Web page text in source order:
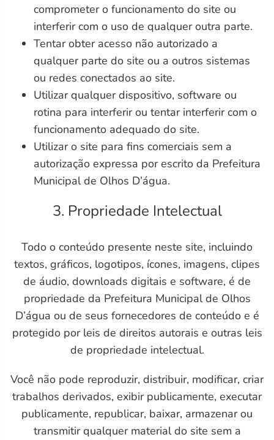
comprometer o funcionamento do site ou
interferir com o uso de qualquer outra parte.
Tentar obter acesso não autorizado a
qualquer parte do site ou a outros sistemas
ou redes conectados ao site.
Utilizar qualquer dispositivo, software ou
rotina para interferir ou tentar interferir com o
funcionamento adequado do site.
Utilizar o site para fins comerciais sem a
autorização expressa por escrito da Prefeitura
Municipal de Olhos D’água.
3. Propriedade Intelectual
Todo o conteúdo presente neste site, incluindo
textos, gráficos, logotipos, ícones, imagens, clipes
de áudio, downloads digitais e software, é de
propriedade da Prefeitura Municipal de Olhos
D’água ou de seus fornecedores de conteúdo e é
protegido por leis de direitos autorais e outras leis
de propriedade intelectual.
Você não pode reproduzir, distribuir, modificar, criar
trabalhos derivados, exibir publicamente, executar
publicamente, republicar, baixar, armazenar ou
transmitir qualquer material do site sem a